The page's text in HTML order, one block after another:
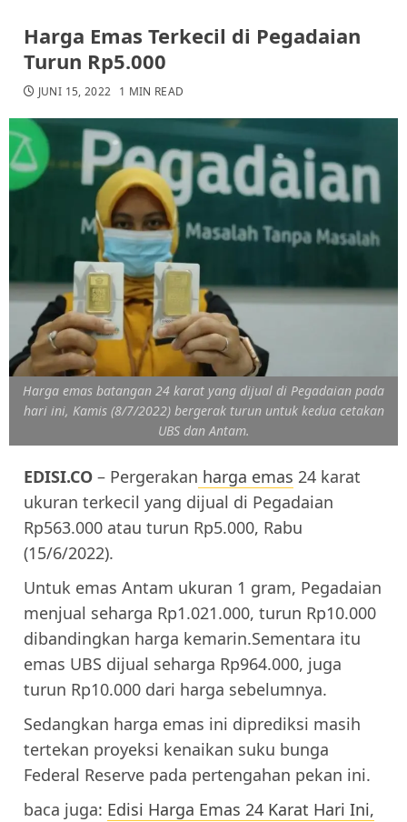
Harga Emas Terkecil di Pegadaian
Turun Rp5.000
JUNI 15, 2022 1 MIN READ
Harga emas batangan 24 karat yang dijual di Pegadaian pada
hari ini, Kamis (8/7/2022) bergerak turun untuk kedua cetakan
UBS dan Antam.
EDISI.CO – Pergerakan harga emas 24 karat
ukuran terkecil yang dijual di Pegadaian
Rp563.000 atau turun Rp5.000, Rabu
(15/6/2022).
Untuk emas Antam ukuran 1 gram, Pegadaian
menjual seharga Rp1.021.000, turun Rp10.000
dibandingkan harga kemarin.Sementara itu
emas UBS dijual seharga Rp964.000, juga
turun Rp10.000 dari harga sebelumnya.
Sedangkan harga emas ini diprediksi masih
tertekan proyeksi kenaikan suku bunga
Federal Reserve pada pertengahan pekan ini.
baca juga: Edisi Harga Emas 24 Karat Hari Ini,